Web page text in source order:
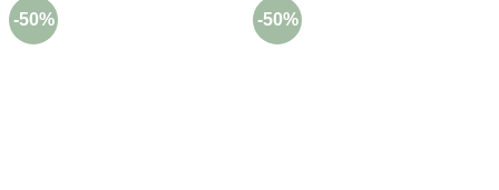
-50% -50%